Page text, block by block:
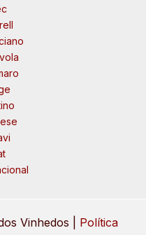
Vinhedos | Política